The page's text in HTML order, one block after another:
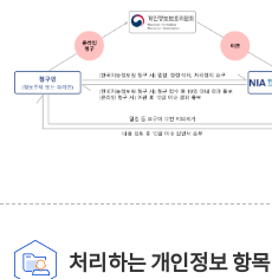
처리하는 개인정보 항목